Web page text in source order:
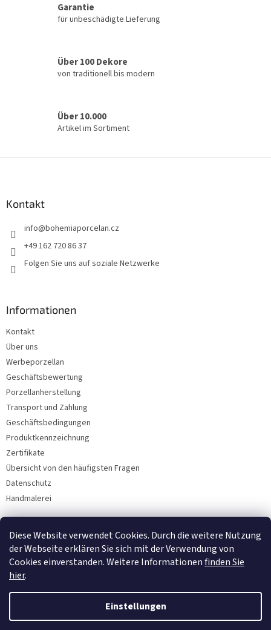
Diese Website verwendet Cookies. Durch die weitere Nutzung
der Webseite erklären Sie sich mit der Verwendung von
Cookies einverstanden. Weitere Informationenfinden Sie
hier.
Einstellungen
m
d
e
Garantie
für unbeschädigte Lieferung
Über 100 Dekore
von traditionell bis modern
Über 10.000
Artikel im Sortiment
Kontakt
info@bohemiaporcelan.cz
+49 162 720 86 37
Folgen Sie uns auf soziale Netzwerke
Informationen
Kontakt
Über uns
Werbeporzellan
Geschäftsbewertung
Porzellanherstellung
Transport und Zahlung
Geschäftsbedingungen
Produktkennzeichnung
Zertifikate
Übersicht von den häufigsten Fragen
Datenschutz
Handmalerei
Facebook